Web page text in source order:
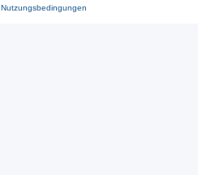
Nutzungsbedingungen